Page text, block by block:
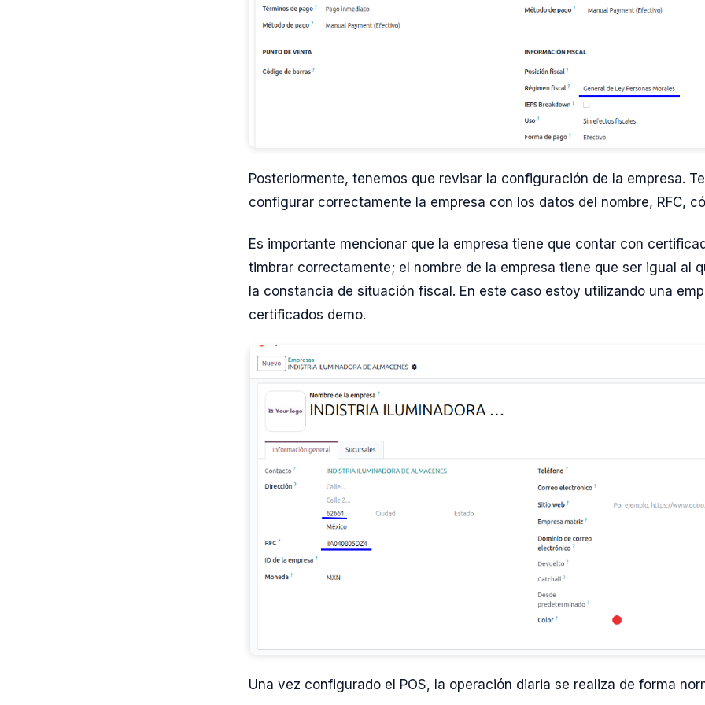
Posteriormente, tenemos que revisar la configuración de la empresa.
configurar correctamente la empresa con los datos del nombre, RFC,
Es importante mencionar que la empresa tiene que contar con
timbrar correctamente; el nombre de la empresa tiene que ser igual al
la constancia de situación fiscal. En este caso estoy utilizando una
certificados demo.
Una vez configurado el POS, la operación diaria se realiza de forma